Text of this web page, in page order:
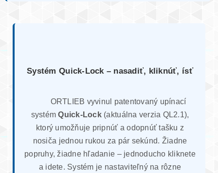
Systém Quick-Lock – nasadiť, kliknúť, ísť
ORTLIEB vyvinul patentovaný upínací
systémQuick-Lock(aktuálna verzia QL2.1),
ktorý umožňuje pripnúť a odopnúť tašku z
nosiča jednou rukou za pár sekúnd. Žiadne
popruhy, žiadne hľadanie – jednoducho kliknete
a idete. Systém je nastaviteľný na rôzne